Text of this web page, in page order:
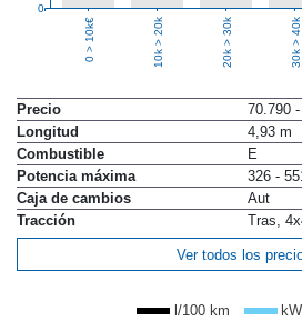
0
0 > 10k€ 10k > 20k 20k > 30k 30k > 40k
Precio
70.790
Longitud
4,93 m
Combustible
E
Potencia máxima
326 -
Caja de cambios
Aut
Tracción
Tras,
Ver todos los
l/100 km